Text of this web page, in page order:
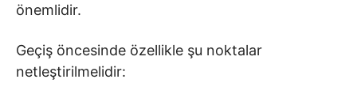
önemlidir.
Geçiş öncesinde özellikle şu noktalar
netleştirilmelidir: